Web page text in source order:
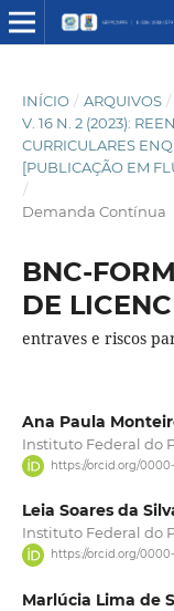
INÍCIO / ARQUIVOS /
V. 16 N. 2 (2023):
CURRICULARES
[PUBLICAÇÃO EM
/
Demanda Contínua
BNC-
DE
entraves e riscos
Ana Paula
Instituto Federal do
https://orcid.org/
Leia Soares da
Instituto Federal do
https://orcid.org/
Marlúcia Lima de